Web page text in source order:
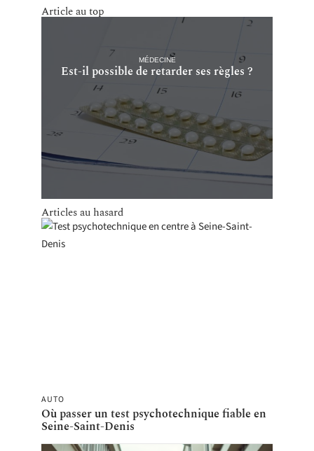
Article au top
MÉDECINE
Est-il possible de retarder ses règles ?
Articles au hasard
AUTO
Où passer un test psychotechnique fiable en
Seine-Saint-Denis